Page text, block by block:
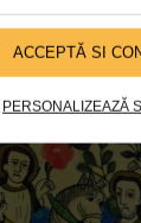
ACCEPTĂ SI
PERSONALIZEAZĂ
concursuri,